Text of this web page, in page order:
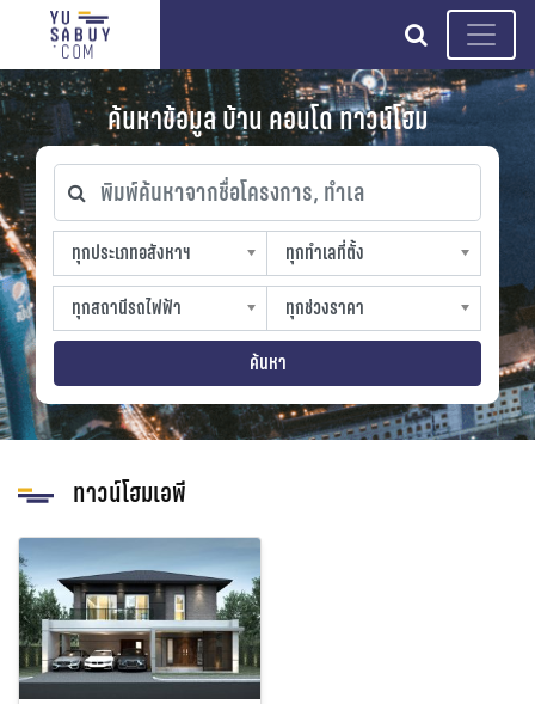
search
ค้นหาข้อมูล บ้าน คอนโด ทาวน์โฮม
พิมพ์ค้นหาจากชื่อโครงการ, ทำเล
ทุกประเภทอสังหาฯ
ทุกประเภทอสังหาฯ
sproperty
ทุกทำเลที่ตั้ง
ทุกทำเลที่ตั้ง
slocation
ทุกสถานีรถไฟฟ้า
ทุกสถานีรถไฟฟ้า
strain-station
ทุกช่วงราคา
ทุกช่วงราคา
sprice
ค้นหา
ทาวน์โฮมเอพี